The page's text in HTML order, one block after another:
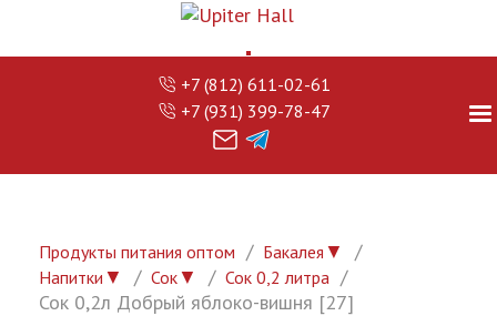
+7 (812) 611-02-61
+7 (931) 399-78-47
Продукты питания оптом Бакалея ▼
Напитки ▼ Сок▼ Сок 0,2 литра
Сок 0,2л Добрый яблоко-вишня [27]